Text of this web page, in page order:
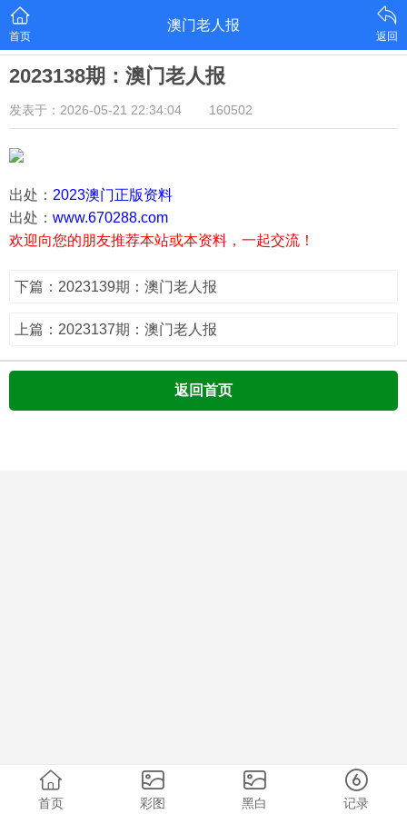
首页
澳门老人报
返回
2023138期：澳门老人报
发表于：2026-05-21 22:34:04 160502
出处： 2023澳门正版资料
出处： www.670288.com
欢迎向您的朋友推荐本站或本资料，一起交流！
下篇：2023139期：澳门老人报
上篇：2023137期：澳门老人报
返回首页
首页 彩图 黑白 记录